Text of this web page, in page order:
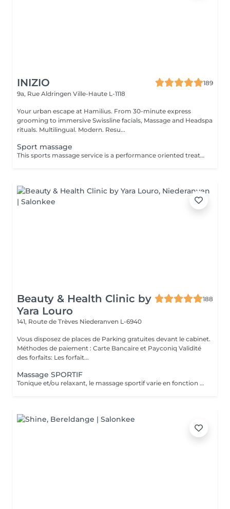
INIZIO
189
9a, Rue Aldringen Ville-Haute L-1118
Your urban escape at Hamilius. From 30-minute express
grooming to immersive Swissline facials, Massage and Headspa
rituals. Multilingual. Modern. Resu...
Sport massage
This sports massage service is a performance oriented treatment designed for active individuals, athletes, or anyone training regularly. It combines deep, targeted techniques with mobility work to prepare the body before exercise, speed up recovery after workouts, and address specific muscle tightness or overuse patterns that can affect performance and increase injury risk. Key benefits : Prepares muscles for physical activity by increasing blood flow, flexibility, and range of motion, helping prevent strains and injuries. Speeds up recovery by reducing muscle soreness, flushing out metabolic waste, and easing tightness in commonly overworked areas such as legs, calves, and shoulders. Helps correct imbalances and overuse issues by releasing trigger points and tight fascia, improving posture, movement efficiency, and overall athletic performance.
Beauty & Health Clinic by
Yara Louro
188
141, Route de Trèves Niederanven L-6940
Vous disposez de places de Parking gratuites devant le cabinet.
Méthodes de paiement : Carte Bancaire et Payconiq Validité
des forfaits: Les forfait...
Massage SPORTIF
Tonique et/ou relaxant, le massage sportif varie en fonction des besoins de la personne qui vient se faire masser. La particularité de ce massage ? On cible essentiellement le dos, les bras, les jambes, les pieds Bref, les muscles qui travaillent le plus afin de les soulager. Si on fait un massage sportif avant un entraînement, on minimise l'apparition des déchirures. Après un entraînement, cela permet de réduire les courbatures. On peut également le réserver entre deux séances pour accélérer la récupération. En somme, il y a toujours un bon moment pour profiter des multiples bienfaits de ce soin. Contrairement à ce que l'on pourrait croire, ce soin n'est pas réservé aux compétiteurs. Que l'on soit sportif ou pas, il est toujours excellent de libérer les muscles, de favoriser la circulation lymphatique et de relancer la circulation sanguine.